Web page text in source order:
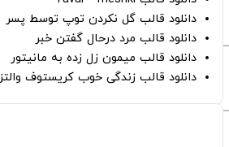
دانلود قالب گل نکردن توپ توسط پسر
دانلود قالب مرد درحال گفتن خبر
دانلود قالب میمون زل زده به مانیتور
دانلود قالب زندگی خوب کریستوف والتز